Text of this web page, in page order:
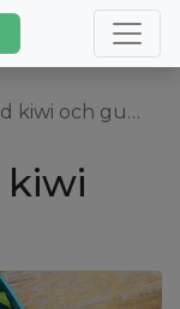
och gurka